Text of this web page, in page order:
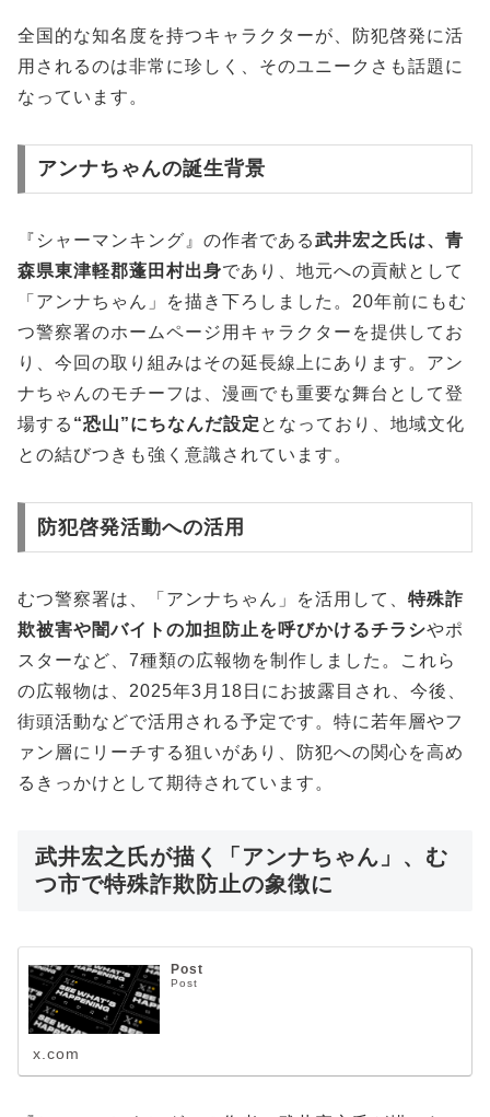
全国的な知名度を持つキャラクターが、防犯啓発に活
用されるのは非常に珍しく、そのユニークさも話題に
なっています。
アンナちゃんの誕生背景
『シャーマンキング』の作者である武井宏之氏は、青
森県東津軽郡蓬田村出身であり、地元への貢献として
「アンナちゃん」を描き下ろしました。20年前にもむ
つ警察署のホームページ用キャラクターを提供してお
り、今回の取り組みはその延長線上にあります。アン
ナちゃんのモチーフは、漫画でも重要な舞台として登
場する “恐山”にちなんだ設定 となっており、地域文化
との結びつきも強く意識されています。
防犯啓発活動への活用
むつ警察署は、「アンナちゃん」を活用して、 特殊詐
欺被害や闇バイトの加担防止を呼びかけるチラシやポ
スターなど、7種類の広報物を制作しました。これら
の広報物は、2025年3月18日にお披露目され、今後、
街頭活動などで活用される予定です。特に若年層やフ
ァン層にリーチする狙いがあり、防犯への関心を高め
るきっかけとして期待されています。
武井宏之氏が描く「アンナちゃん」、む
つ市で特殊詐欺防止の象徴に
Post
Post
x.com